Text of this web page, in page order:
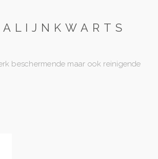
beschermende maar ook reinigende